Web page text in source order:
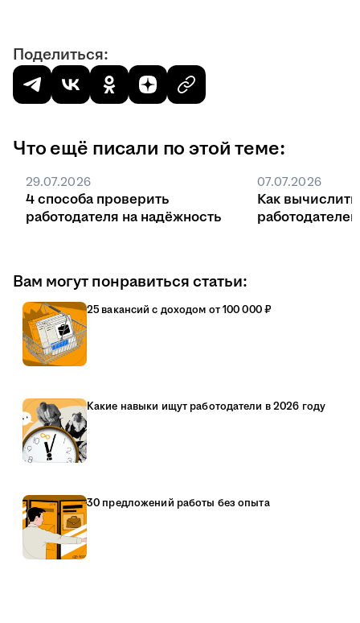
Поделиться:
Что ещё писали по этой теме:
29.07.2026
4 способа проверить
работодателя на надёжность
07.07.2026
Как вычислить
Вам могут понравиться статьи:
25 вакансий с доходом от 100 000 ₽
Какие навыки ищут работодатели в 2026 году
30 предложений работы без опыта